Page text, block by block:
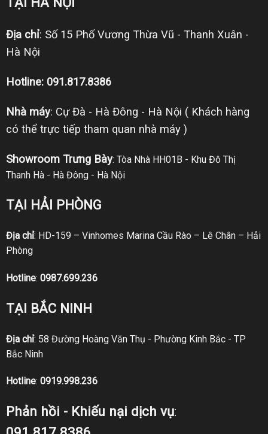
Địa chỉ: Số 15 Phố Vương Thừa Vũ - Thanh Xuân -
Hà Nội
Hotline: 091.817.8386
Nhà máy: Cự Đà - Hà Đông - Hà Nội ( Khách hàng
có thể trực tiếp tham quan nhà máy )
Showroom Trưng Bày: Tòa Nhà HH01B - Khu Đô Thị
Thanh Hà - Hà Đông - Hà Nội
TẠI HẢI PHÒNG
Địa chỉ: HD-159 – Vinhomes Marina Cầu Rào – Lê Chân – Hải
Phòng
Hotline: 0987.699.236
TẠI BẮC NINH
Địa chỉ: 58 Đường Hoàng Văn Thụ - Phường Kinh Bắc - TP
Bắc Ninh
Hotline: 0919.998.236
Phản hồi - Khiếu nại dịch vụ: